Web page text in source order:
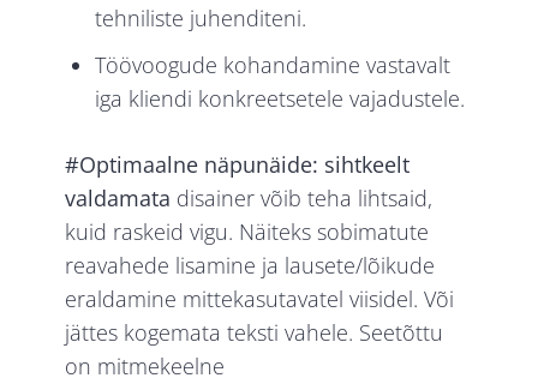
tehniliste juhenditeni.
Töövoogude kohandamine vastavalt
iga kliendi konkreetsetele vajadustele.
#Optimaalne näpunäide: sihtkeelt
valdamata disainer võib teha lihtsaid,
kuid raskeid vigu. Näiteks sobimatute
reavahede lisamine ja lausete/lõikude
eraldamine mittekasutavatel viisidel. Või
jättes kogemata teksti vahele. Seetõttu
on mitmekeelne